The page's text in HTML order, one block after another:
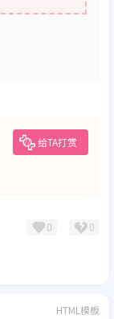
给TA打赏
0 0
HTML模板